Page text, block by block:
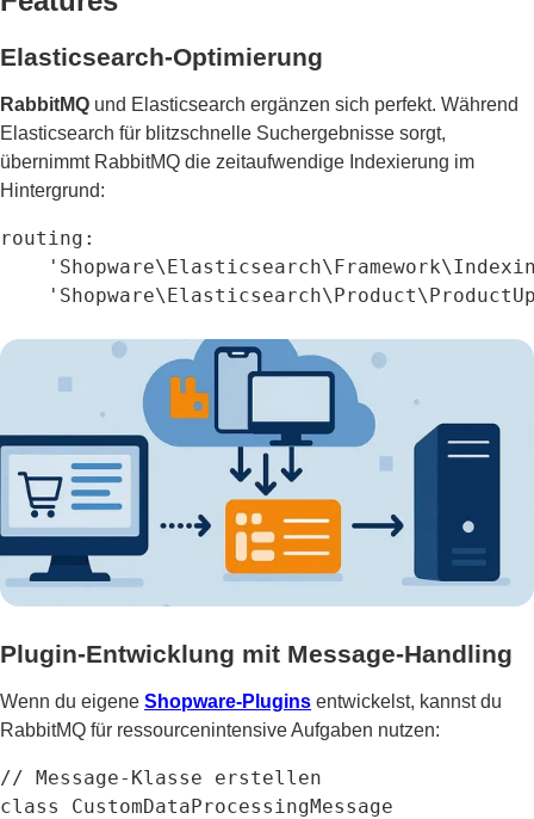
Elasticsearch-Optimierung
RabbitMQ und Elasticsearch ergänzen sich perfekt. Während
Elasticsearch für blitzschnelle Suchergebnisse sorgt,
übernimmt RabbitMQ die zeitaufwendige Indexierung im
Hintergrund:
routing:
Plugin-Entwicklung mit Message-Handling
Wenn du eigene Shopware-Plugins entwickelst, kannst du
RabbitMQ für ressourcenintensive Aufgaben nutzen:
// Message-Klasse erstellen
class CustomDataProcessingMessage